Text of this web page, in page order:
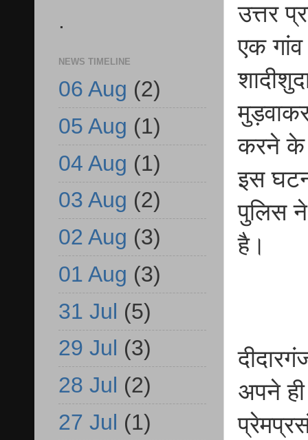
उत्तर
एक
करने के
इस
पुलिस ने
है।
अपने
.
NEWS TIMELINE
06 Aug (2)
05 Aug (1)
04 Aug (1)
03 Aug (2)
02 Aug (3)
01 Aug (3)
31 Jul (5)
29 Jul (3)
28 Jul (2)
27 Jul (1)